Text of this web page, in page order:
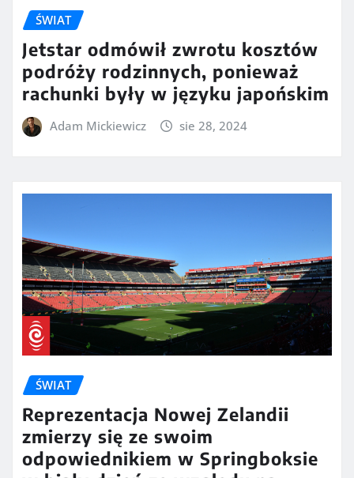
ŚWIAT
Jetstar odmówił zwrotu kosztów
podróży rodzinnych, ponieważ
rachunki były w języku japońskim
Adam Mickiewicz sie 28, 2024
ŚWIAT
Reprezentacja Nowej Zelandii
zmierzy się ze swoim
odpowiednikiem w Springboksie